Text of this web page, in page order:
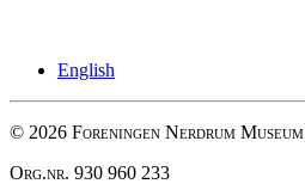
English
© 2026 Foreningen Nerdrum Museum
Org.nr. 930 960 233